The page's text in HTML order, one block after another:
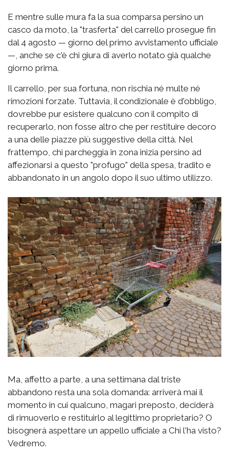
E mentre sulle mura fa la sua comparsa persino un
casco da moto, la "trasferta" del carrello prosegue fin
dal 4 agosto — giorno del primo avvistamento ufficiale
—, anche se c'è chi giura di averlo notato già qualche
giorno prima.
Il carrello, per sua fortuna, non rischia né multe né
rimozioni forzate. Tuttavia, il condizionale è d'obbligo,
dovrebbe pur esistere qualcuno con il compito di
recuperarlo, non fosse altro che per restituire decoro
a una delle piazze più suggestive della città. Nel
frattempo, chi parcheggia in zona inizia persino ad
affezionarsi a questo "profugo" della spesa, tradito e
abbandonato in un angolo dopo il suo ultimo utilizzo.
Ma, affetto a parte, a una settimana dal triste
abbandono resta una sola domanda: arriverà mai il
momento in cui qualcuno, magari preposto, deciderà
di rimuoverlo e restituirlo al legittimo proprietario? O
bisognerà aspettare un appello ufficiale a Chi l'ha visto?
Vedremo.